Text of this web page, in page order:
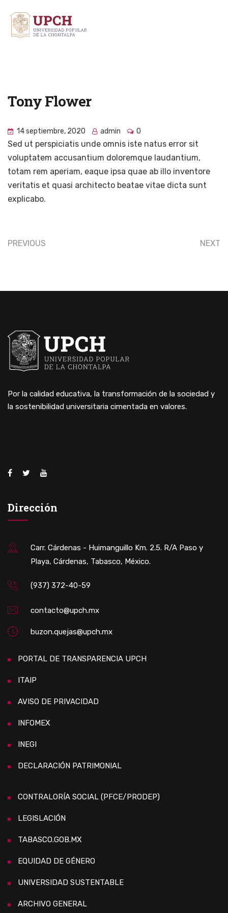
Tony Flower
14 septiembre, 2020 admin 0
Sed ut perspiciatis unde omnis iste natus error sit
voluptatem accusantium doloremque laudantium,
totam rem aperiam, eaque ipsa quae ab illo inventore
veritatis et quasi architecto beatae vitae dicta sunt
explicabo.
PREVIOUS NEXT
Por la calidad educativa, la transformación de la sociedad y
la sostenibilidad universitaria cimentada en valores.
Dirección
Carr. Cárdenas - Huimanguillo Km. 2.5. R/A Paso y
Playa, Cárdenas, Tabasco, México.
(937) 372-40-59
contacto@upch.mx
buzon.quejas@upch.mx
PORTAL DE TRANSPARENCIA UPCH
ITAIP
AVISO DE PRIVACIDAD
INFOMEX
INEGI
DECLARACIÓN PATRIMONIAL
CONTRALORÍA SOCIAL (PFCE/PRODEP)
LEGISLACIÓN
TABASCO.GOB.MX
EQUIDAD DE GÉNERO
UNIVERSIDAD SUSTENTABLE
ARCHIVO GENERAL